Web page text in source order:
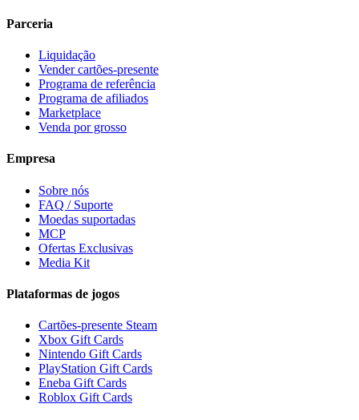
Parceria
Liquidação
Vender cartões-presente
Programa de referência
Programa de afiliados
Marketplace
Venda por grosso
Empresa
Sobre nós
FAQ / Suporte
Moedas suportadas
MCP
Ofertas Exclusivas
Media Kit
Plataformas de jogos
Cartões-presente Steam
Xbox Gift Cards
Nintendo Gift Cards
PlayStation Gift Cards
Eneba Gift Cards
Roblox Gift Cards